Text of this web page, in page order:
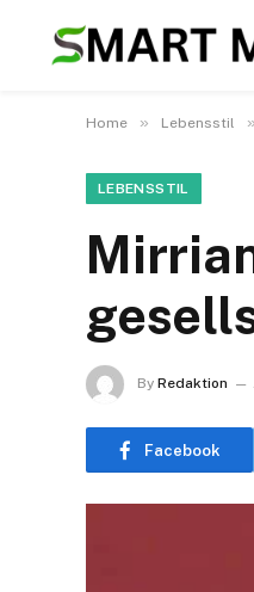
Home » Lebensstil »
LEBENSSTIL
By Redaktion
Facebook